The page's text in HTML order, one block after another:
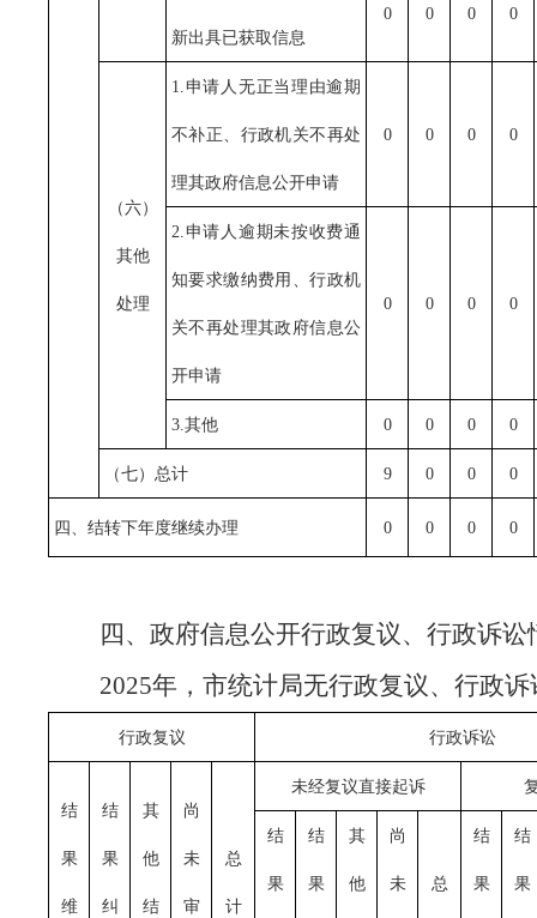
新出具已获取信息
0 0 0 0
（六）
其他
处理
1.申请人无正当理由逾期
不补正、行政机关不再处
理其政府信息公开申请
0 0 0 0
2.申请人逾期未按收费通
知要求缴纳费用、行政机
关不再处理其政府信息公
开申请
0 0 0 0
3.其他 0 0 0 0
（七）总计 9 0 0 0
四、结转下年度继续办理 0 0 0 0
四、政府信息公开行政复议、行政诉讼
2025年，市统计局无行政复议、行政
行政复议 行政诉讼
结
果
维
结
果
纠
其
他
结
尚
未
审
总
计
未经复议直接起诉
结
果
结
果
其
他
尚
未 总
结
果
结
果